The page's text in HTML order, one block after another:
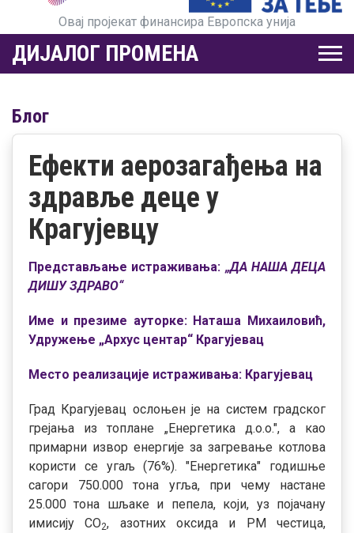
Овај пројекат финансира Европска унија
ДИЈАЛОГ ПРОМЕНА
Блог
Ефекти аерозагађења на
здравље деце у
Крагујевцу
Представљање истраживања: „ДА НАША ДЕЦА
ДИШУ ЗДРАВО“
Име и презиме ауторке: Наташа Михаиловић,
Удружење „Архус центар“ Крагујевац
Место реализације истраживања: Крагујевац
Град Крагујевац ослоњен је на систем градског
грејања из топлане „Енергетика д.о.о.", а као
примарни извор енергије за загревање котлова
користи се угаљ (76%). "Енергетика" годишње
сагори 750.000 тона угља, при чему настане
25.000 тона шљаке и пепела, који, уз појачану
имисију СО2, азотних оксида и PM честица,